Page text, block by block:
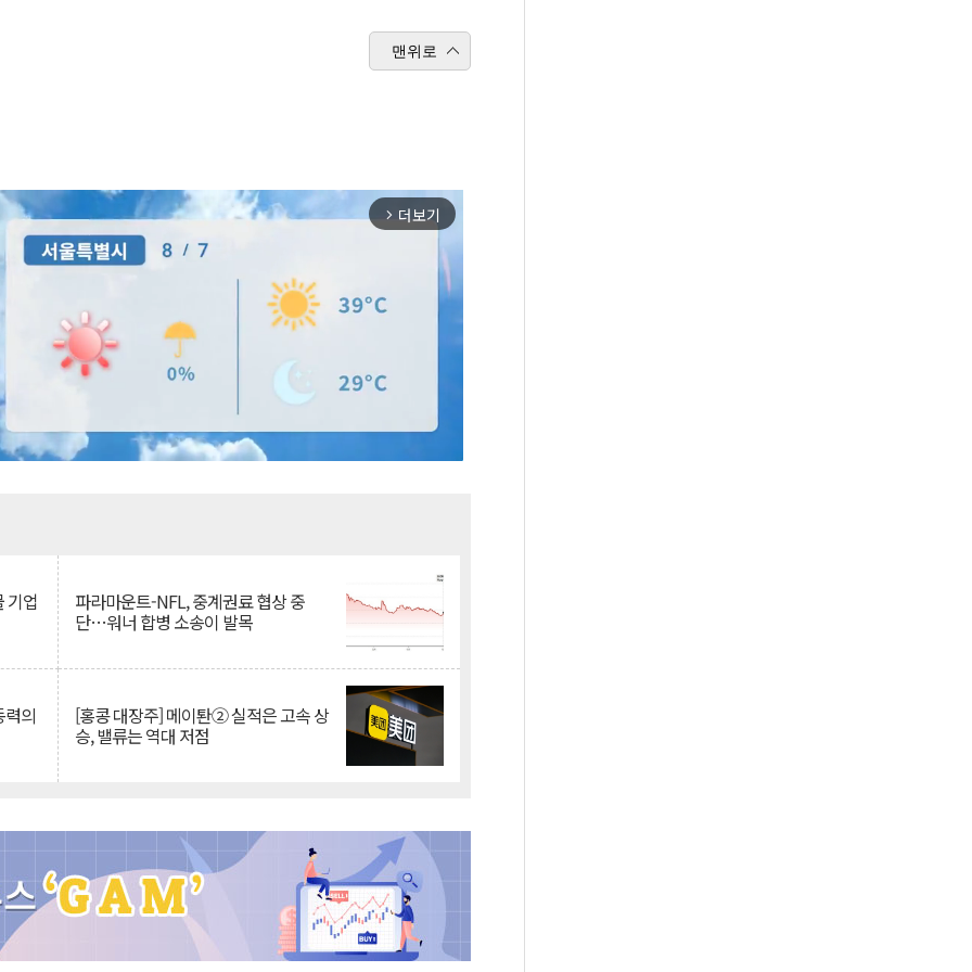
맨위로
arrow_forward_ios 더보기
기업 파라마운트-NFL, 중계권료 협상 중
단…워너 합병 소송이 발목
의 [홍콩 대장주] 메이퇀② 실적은 고속 상
승, 밸류는 역대 저점